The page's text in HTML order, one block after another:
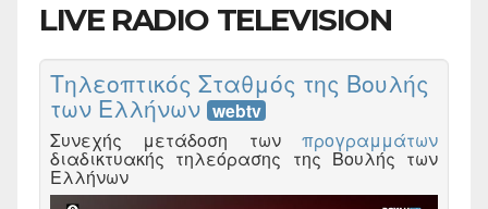
LIVE RADIO TELEVISION